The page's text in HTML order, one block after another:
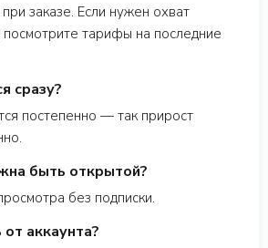
заказе. Если нужен охват
посмотрите тарифы на последние
сразу?
постепенно — так прирост
быть открытой?
без подписки.
аккаунта?